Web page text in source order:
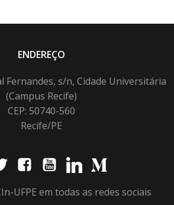
ENDEREÇO
Fernandes, s/n, Cidade Universitária
(Campus Recife)
CEP: 50740-560
Recife/PE
UFPE em todas as redes sociais